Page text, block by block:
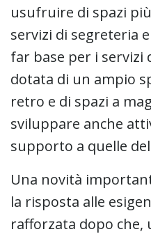
usufruire di spazi
servizi di segreteria
far base per i servizi
dotata di un ampio
retro e di spazi a
sviluppare anche
supporto a quelle
Una novità
la risposta alle
rafforzata dopo